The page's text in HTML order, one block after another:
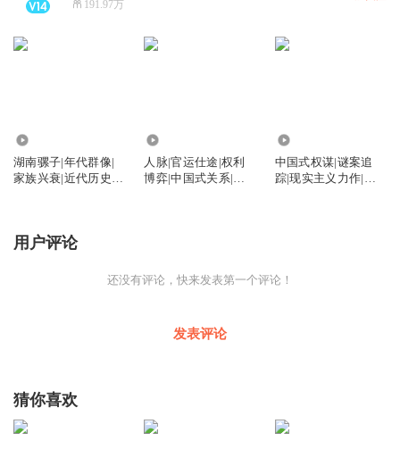
191.97万
湖南骡子|年代群像|
家族兴衰|近代历史|
人脉|官运仕途|权利
博弈|中国式关系|纳
中国式权谋|谜案追
踪|现实主义力作|丁
用户评论
还没有评论，快来发表第一个评论！
发表评论
猜你喜欢